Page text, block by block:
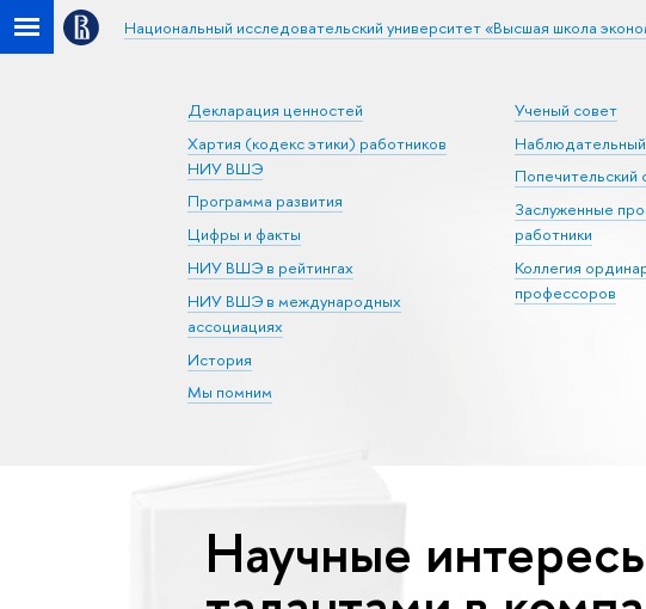
Национальный исследовательский университет «Высшая школа
Декларация ценностей
Хартия (кодекс этики) работников
НИУ ВШЭ
Программа развития
Цифры и факты
НИУ ВШЭ в рейтингах
НИУ ВШЭ в международных
ассоциациях
История
Мы помним
Ученый совет
Попечительский
Заслуженные
работники
Коллегия
профессоров
Научные